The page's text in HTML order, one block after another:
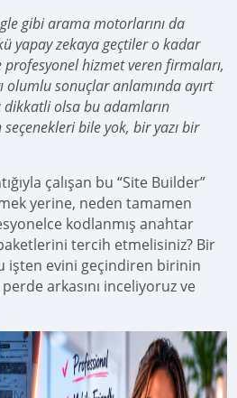
gibi arama motorlarını da
yapay zekaya geçtiler o kadar
profesyonel hizmet veren firmaları,
sonuçlar anlamında ayırt
olsa bu adamların
bile yok, bir yazı bir
çalışan bu “Site Builder”
yerine, neden tamamen
kodlanmış anahtar
tercih etmelisiniz? Bir
işten evini geçindiren birinin
arkasını inceliyoruz ve